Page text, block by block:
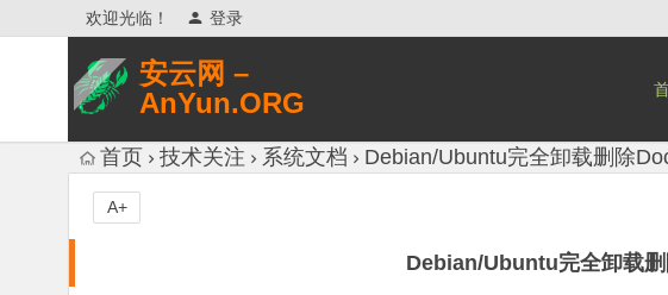
欢迎光临！ 登录
安云网 –
AnYun.ORG
网络安全研究、网络各种猎奇八卦。
首页 技术关注 系统文档 Debian/Ubuntu完全卸载删除
Debian/Ubuntu完全卸载
A+